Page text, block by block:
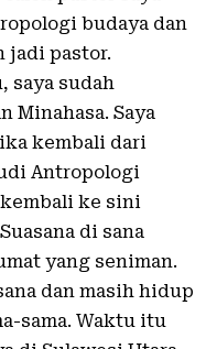
budaya dan
jadi pastor.
saya sudah
Minahasa. Saya
kembali dari
Antropologi
kembali ke sini
di sana
yang seniman.
dan masih hidup
sama. Waktu itu